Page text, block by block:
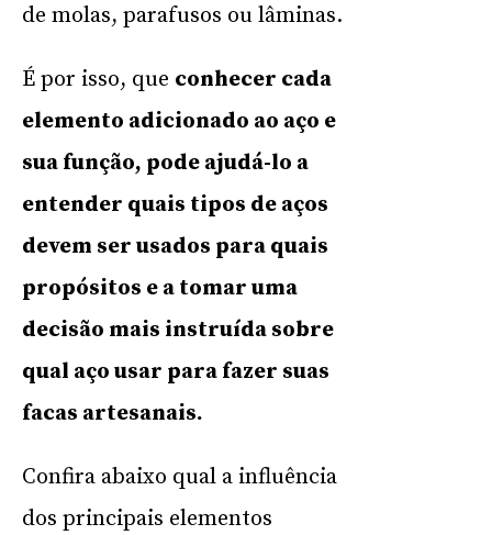
de molas, parafusos ou lâminas.
É por isso, que conhecer cada
elemento adicionado ao aço e
sua função, pode ajudá-lo a
entender quais tipos de aços
devem ser usados ​​para quais
propósitos e a tomar uma
decisão mais instruída sobre
qual aço usar para fazer suas
facas artesanais.
Confira abaixo qual a influência
dos principais elementos